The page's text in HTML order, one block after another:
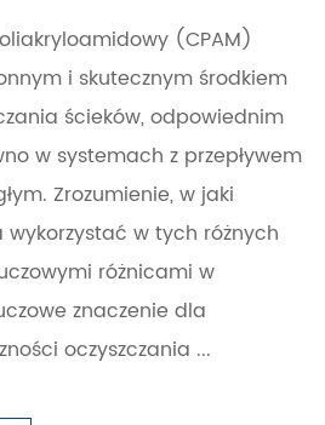
(CPAM)
i skutecznym środkiem
ścieków, odpowiednim
w systemach z przepływem
Zrozumienie, w jaki
wykorzystać w tych różnych
różnicami w
znaczenie dla
oczyszczania ...